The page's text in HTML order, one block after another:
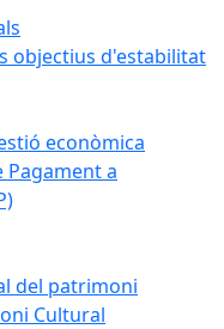
objectius d'estabilitat
econòmica
Pagament a
del patrimoni
Cultural